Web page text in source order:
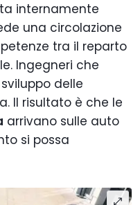
internamente
una circolazione
tra il reparto
Ingegneri che
delle
Il risultato è che le
arrivano sulle auto
si possa